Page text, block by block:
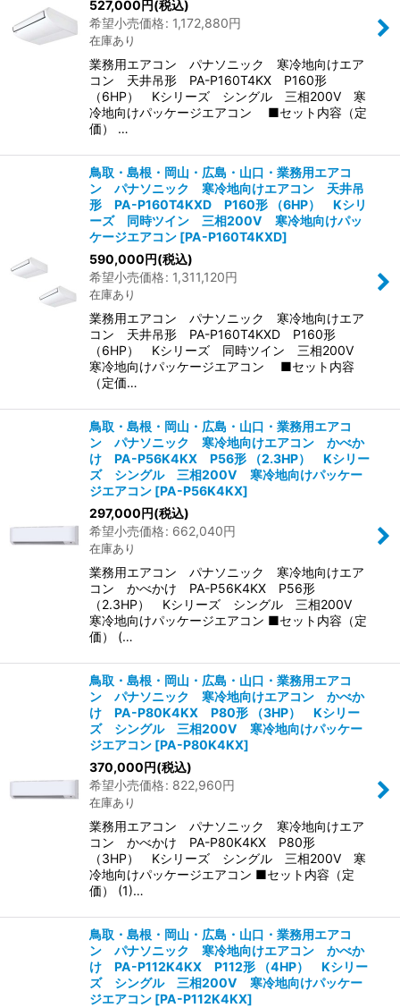
527,000 円(税込)
希望小売価格: 1,172,880円
在庫あり
業務用エアコン パナソニック 寒冷地向けエア
コン 天井吊形 PA-P160T4KX P160形
（6HP） Kシリーズ シングル 三相200V 寒
冷地向けパッケージエアコン ■セット内容（定
価） …
鳥取・島根・岡山・広島・山口・業務用エアコ
ン パナソニック 寒冷地向けエアコン 天井吊
形 PA-P160T4KXD P160形 （6HP） Kシリ
ーズ 同時ツイン 三相200V 寒冷地向けパッ
ケージエアコン [PA-P160T4KXD]
590,000円(税込)
希望小売価格: 1,311,120円
在庫あり
業務用エアコン パナソニック 寒冷地向けエア
コン 天井吊形 PA-P160T4KXD P160形
（6HP） Kシリーズ 同時ツイン 三相200V
寒冷地向けパッケージエアコン ■セット内容
（定価…
鳥取・島根・岡山・広島・山口・業務用エアコ
ン パナソニック 寒冷地向けエアコン かべか
け PA-P56K4KX P56形 （2.3HP） Kシリー
ズ シングル 三相200V 寒冷地向けパッケー
ジエアコン [PA-P56K4KX]
297,000円(税込)
希望小売価格: 662,040円
在庫あり
業務用エアコン パナソニック 寒冷地向けエア
コン かべかけ PA-P56K4KX P56形
（2.3HP） Kシリーズ シングル 三相200V
寒冷地向けパッケージエアコン ■セット内容（定
価） (…
鳥取・島根・岡山・広島・山口・業務用エアコ
ン パナソニック 寒冷地向けエアコン かべか
け PA-P80K4KX P80形 （3HP） Kシリー
ズ シングル 三相200V 寒冷地向けパッケー
ジエアコン [PA-P80K4KX]
370,000円(税込)
希望小売価格: 822,960円
在庫あり
業務用エアコン パナソニック 寒冷地向けエア
コン かべかけ PA-P80K4KX P80形
（3HP） Kシリーズ シングル 三相200V 寒
冷地向けパッケージエアコン ■セット内容（定
価） (1)…
鳥取・島根・岡山・広島・山口・業務用エアコ
ン パナソニック 寒冷地向けエアコン かべか
け PA-P112K4KX P112形 （4HP） Kシリー
ズ シングル 三相200V 寒冷地向けパッケー
ジエアコン [PA-P112K4KX]